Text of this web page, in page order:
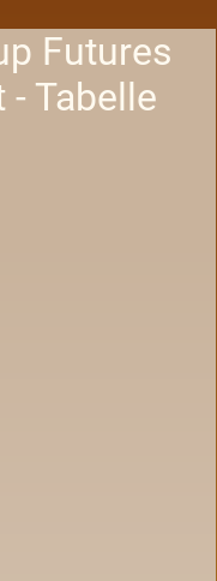
Futures
- Tabelle